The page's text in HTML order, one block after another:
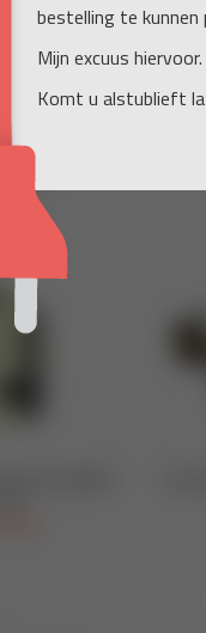
bestelling te
Mijn excuus hiervoor.
Komt u alstublieft